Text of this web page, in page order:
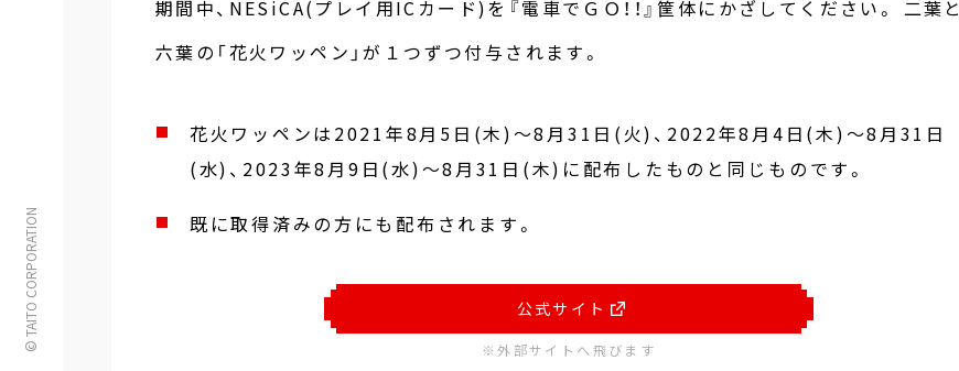
© TAITO CORPORATION
期間中、NESiCA(プレイ用ICカード)を『電車でＧＯ！！』筐体にかざしてください。 二葉と
六葉の「花火ワッペン」が１つずつ付与されます。
花火ワッペンは2021年8月5日(木)～8月31日(火)、2022年8月4日(木)～8月31日
(水)、2023年8月9日(水)～8月31日(木)に配布したものと同じものです。
既に取得済みの方にも配布されます。
公式サイト
※外部サイトへ飛びます